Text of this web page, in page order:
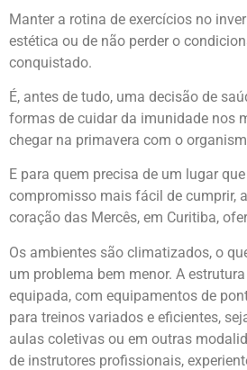
Manter a rotina de exercícios no
estética ou de não perder o
conquistado.
É, antes de tudo, uma decisão de
formas de cuidar da imunidade nos
chegar na primavera com o
E para quem precisa de um lugar
compromisso mais fácil de cumprir,
coração das Mercês, em Curitiba,
Os ambientes são climatizados, o
um problema bem menor. A
equipada, com equipamentos de
para treinos variados e eficientes,
aulas coletivas ou em outras
de instrutores profissionais,